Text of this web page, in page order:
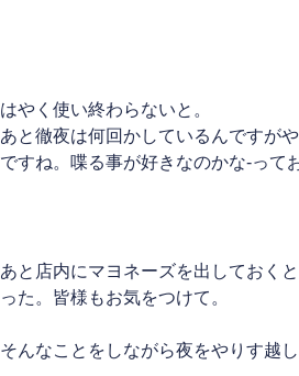
はやく使い終わらないと。
あと徹夜は何回かしているんですが
ですね。喋る事が好きなのかな-って
あと店内にマヨネーズを出しておく
った。皆様もお気をつけて。
そんなことをしながら夜をやりす越